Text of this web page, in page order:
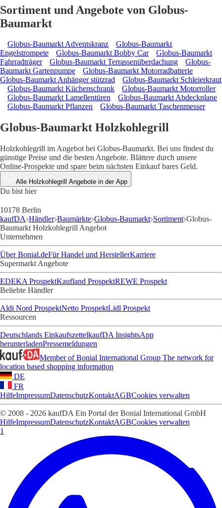
Sortiment und Angebote von Globus-
Baumarkt
Globus-Baumarkt Adventskranz
Globus-Baumarkt
Engelstrompete
Globus-Baumarkt Bobby Car
Globus-Baumarkt
Fahrradträger
Globus-Baumarkt Terrassenüberdachung
Globus-
Baumarkt Gartenpumpe
Globus-Baumarkt Motorradbatterie
Globus-Baumarkt Anhänger stützrad
Globus-Baumarkt Schleierkraut
Globus-Baumarkt Küchenschrank
Globus-Baumarkt Motorroller
Globus-Baumarkt Lamellentüren
Globus-Baumarkt Abdeckplane
Globus-Baumarkt Pflanzen
Globus-Baumarkt Taschenmesser
Globus-Baumarkt Holzkohlegrill
Holzkohlegrill im Angebot bei Globus-Baumarkt. Bei uns findest du
günstige Preise und die besten Angebote. Blättere durch unsere
Online-Prospekte und spare beim nächsten Einkauf bares Geld.
Alle Holzkohlegrill Angebote in der App
Du bist hier
10178 Berlin
kaufDA Händler Baumärkte Globus-Baumarkt Sortiment Globus-
Baumarkt Holzkohlegrill Angebot
Unternehmen
Über Bonial.deFür Handel und HerstellerKarriere
Supermarkt Angebote
EDEKA ProspektKaufland ProspektREWE Prospekt
Beliebte Händler
Aldi Nord ProspektNetto ProspektLidl Prospekt
Ressourcen
Deutschlands EinkaufszettelkaufDA InsightsApp
herunterladenPressemeldungen
Member of Bonial International Group The network for
location based shopping information
DE
FR
HilfeImpressumDatenschutzKontaktAGBCookies verwalten
© 2008 - 2026 kaufDA Ein Portal der Bonial International GmbH
HilfeImpressumDatenschutzKontaktAGBCookies verwalten
1